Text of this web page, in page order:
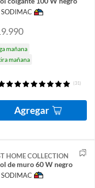
SODIMAC
mañana
mañana
(31)
Agregar
HOME COLLECTION
de muro 60 W negro
SODIMAC